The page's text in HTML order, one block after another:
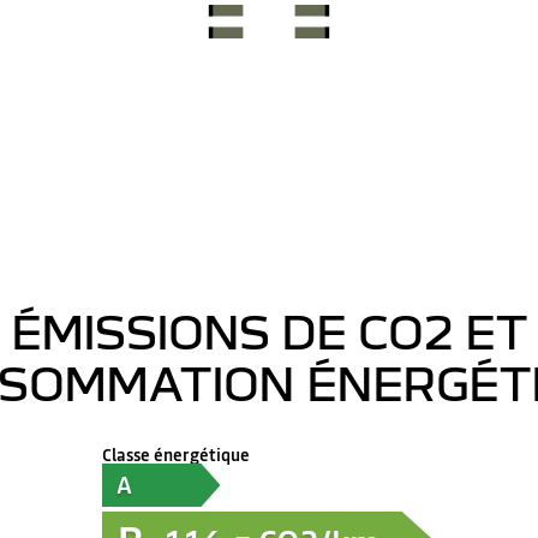
ÉMISSIONS DE CO2 ET
Classe énergétique
A